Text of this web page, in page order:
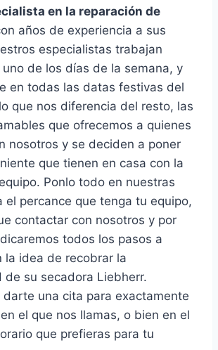
en la reparación de
años de experiencia a sus
especialistas trabajan
de los días de la semana, y
en todas las datas festivas del
que nos diferencia del resto, las
que ofrecemos a quienes
nosotros y se deciden a poner
que tienen en casa con la
Ponlo todo en nuestras
el percance que tenga tu equipo,
contactar con nosotros y por
todos los pasos a
la idea de recobrar la
de su secadora Liebherr.
darte una cita para exactamente
el que nos llamas, o bien en el
que prefieras para tu